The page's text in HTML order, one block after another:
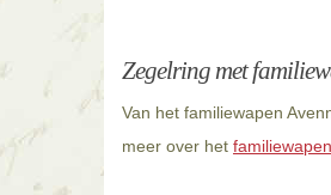
Zegelring met
Van het familiewapen
meer over het